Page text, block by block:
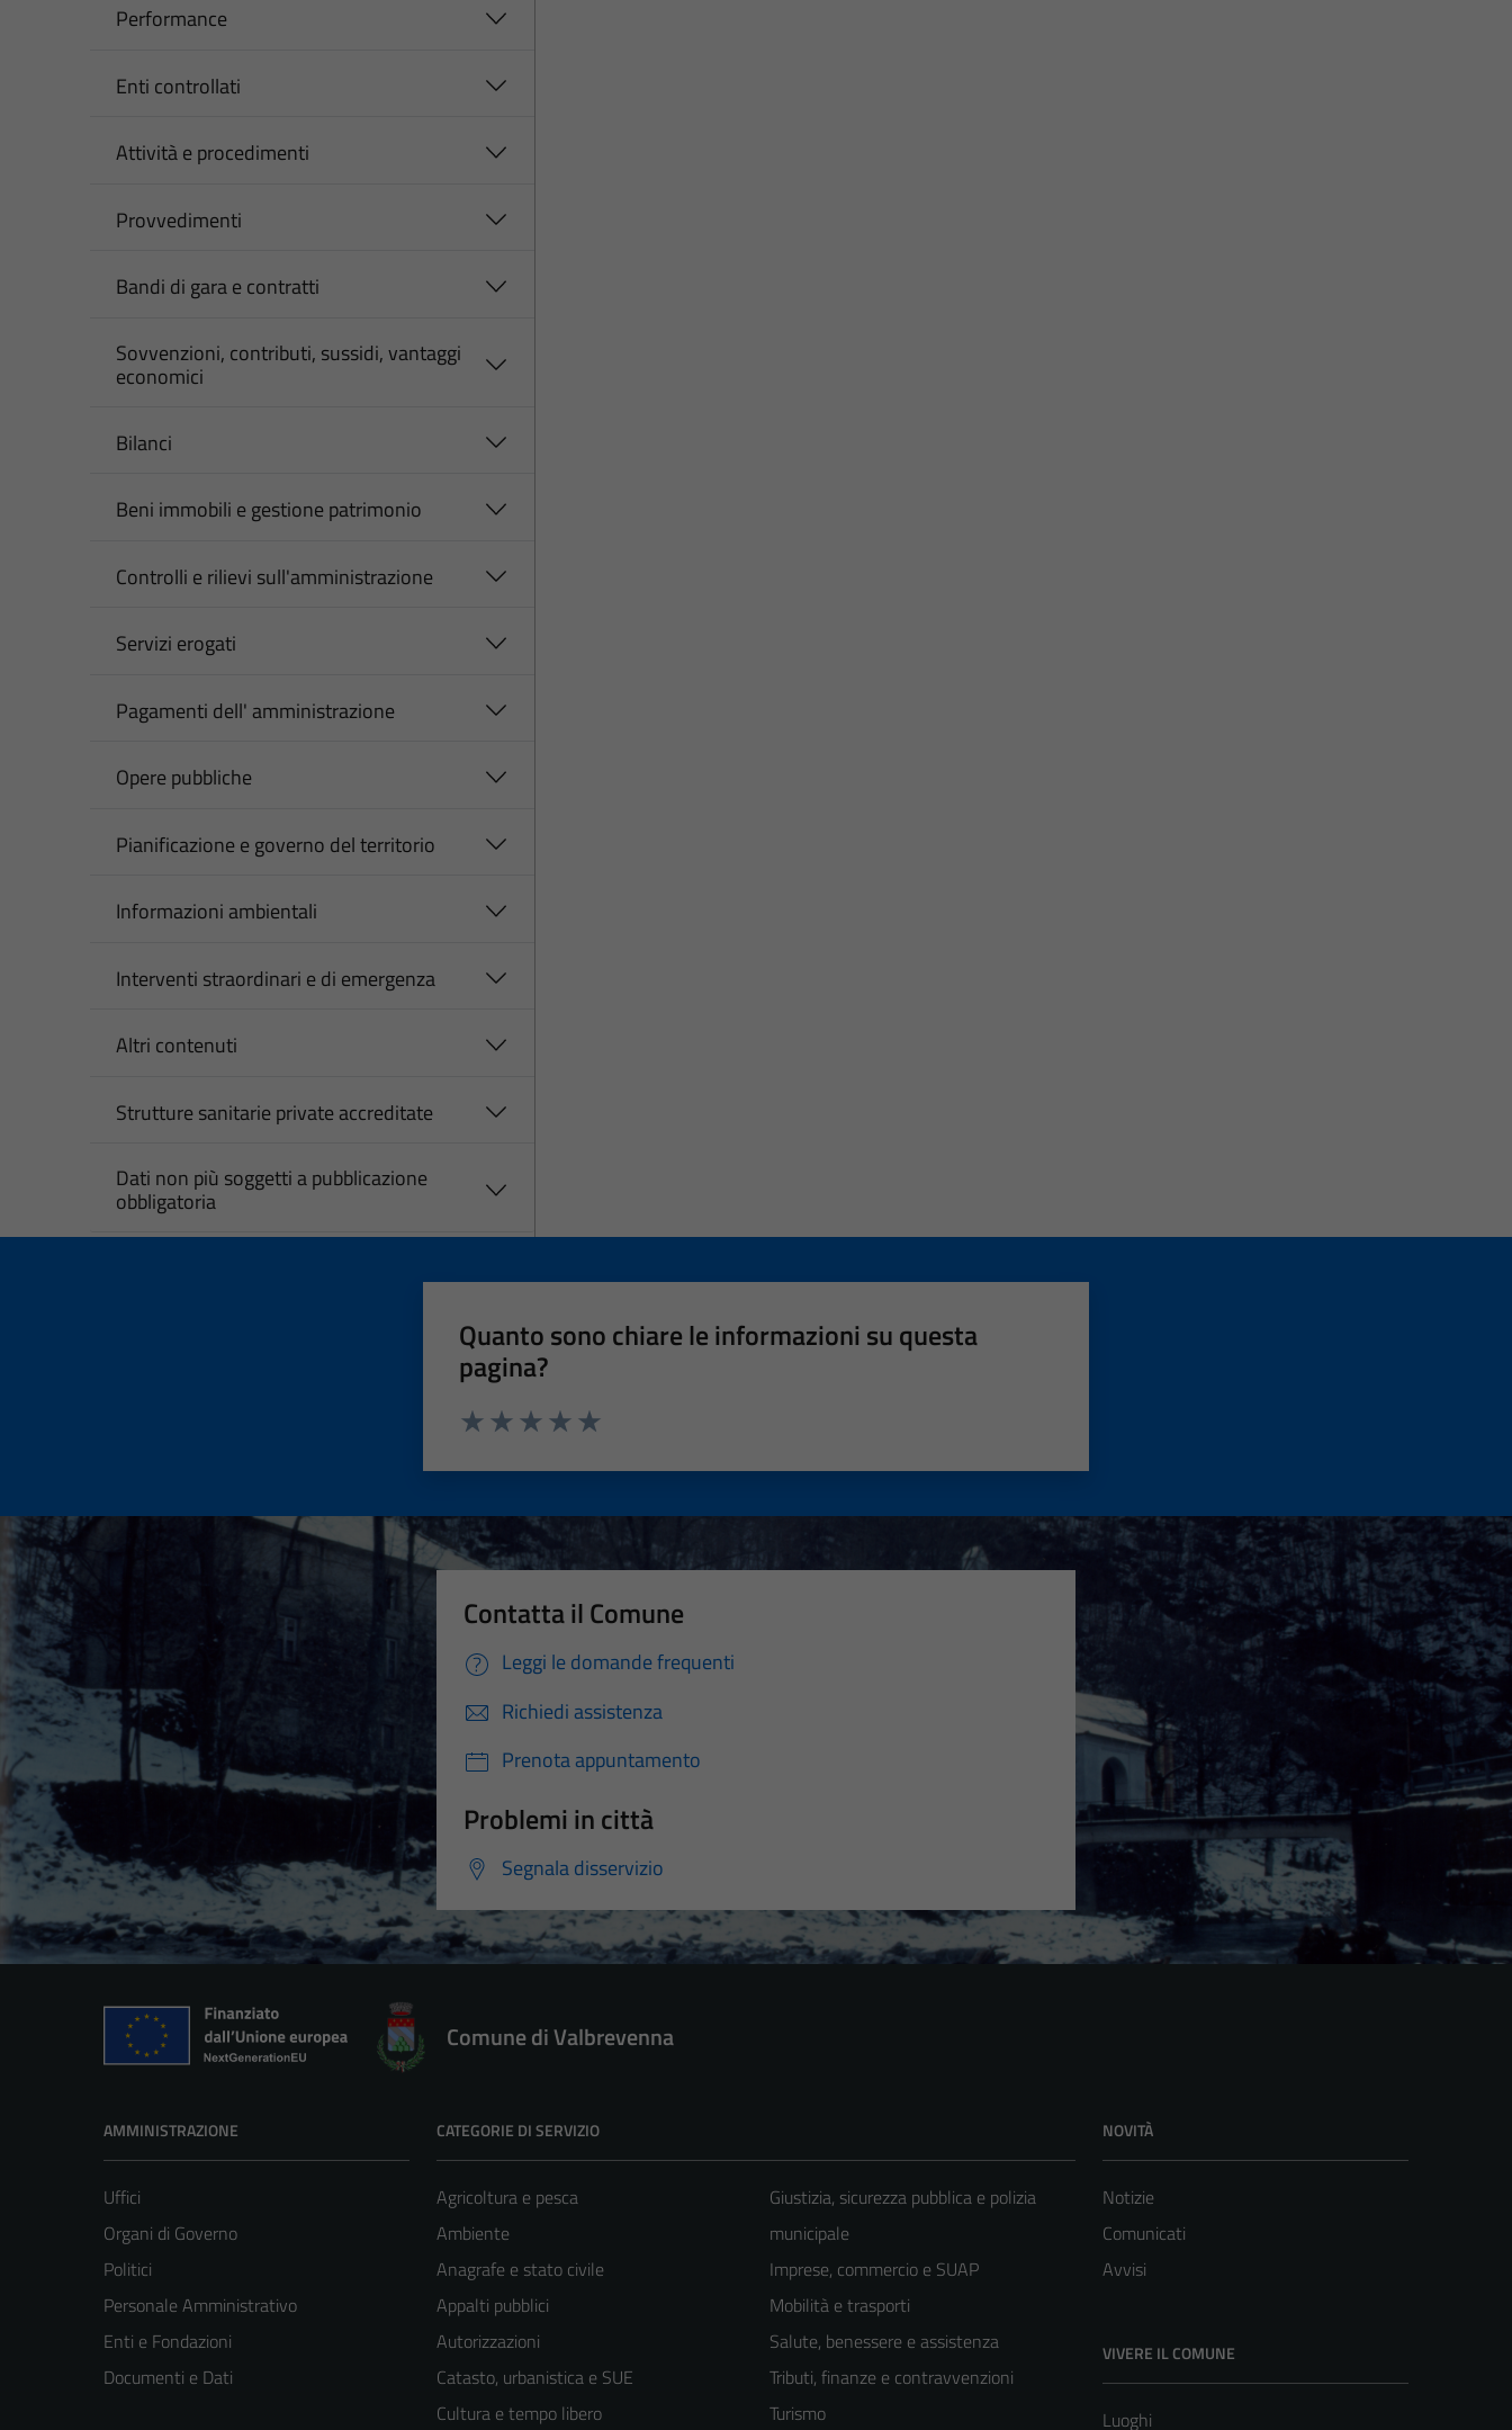
Performance
Enti controllati
Attività e procedimenti
Provvedimenti
Bandi di gara e contratti
Sovvenzioni, contributi, sussidi, vantaggi
economici
Bilanci
Beni immobili e gestione patrimonio
Controlli e rilievi sull'amministrazione
Servizi erogati
Pagamenti dell' amministrazione
Opere pubbliche
Pianificazione e governo del territorio
Informazioni ambientali
Interventi straordinari e di emergenza
Altri contenuti
Strutture sanitarie private accreditate
Dati non più soggetti a pubblicazione
obbligatoria
Quanto sono chiare le informazioni su questa
pagina?
Contatta il Comune
Leggi le domande frequenti
Richiedi assistenza
Prenota appuntamento
Problemi in città
Segnala disservizio
Comune di Valbrevenna
AMMINISTRAZIONE
Uffici
Organi di Governo
Politici
Personale Amministrativo
Enti e Fondazioni
Documenti e Dati
CATEGORIE DI SERVIZIO
Agricoltura e pesca
Ambiente
Anagrafe e stato civile
Appalti pubblici
Autorizzazioni
Catasto, urbanistica e SUE
Cultura e tempo libero
Giustizia, sicurezza pubblica e polizia
municipale
Imprese, commercio e SUAP
Mobilità e trasporti
Salute, benessere e assistenza
Tributi, finanze e contravvenzioni
Turismo
NOVITÀ
Notizie
Comunicati
Avvisi
VIVERE IL COMUNE
Luoghi